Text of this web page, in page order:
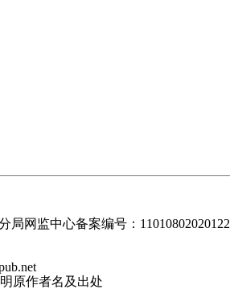
局网监中心备案编号：11010802020122
原作者名及出处